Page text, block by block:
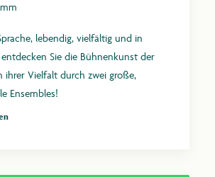
lebendig, vielfältig und in
Sie die Bühnenkunst der
ihrer Vielfalt durch zwei große,
Ensembles!